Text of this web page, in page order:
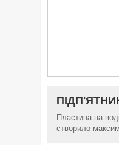
Пластина на
створило